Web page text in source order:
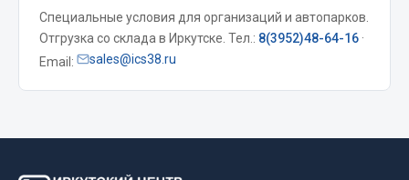
Система питания
Двигатель
Специальные условия для организаций и автопарков.
Отгрузка со склада в Иркутске. Тел.: 8(3952)48-64-16 ·
Email:
sales@ics38.ru